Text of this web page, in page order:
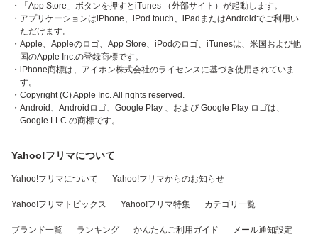
・「App Store」ボタンを押すとiTunes （外部サイト）が起動します。
・アプリケーションはiPhone、iPod touch、iPadまたはAndroidでご利用い
ただけます。
・Apple、Appleのロゴ、App Store、iPodのロゴ、iTunesは、米国および他
国のApple Inc.の登録商標です。
・iPhone商標は、アイホン株式会社のライセンスに基づき使用されていま
す。
・Copyright (C) Apple Inc. All rights reserved.
・Android、Androidロゴ、Google Play 、および Google Play ロゴは、
Google LLC の商標です。
Yahoo!フリマについて
Yahoo!フリマについて Yahoo!フリマからのお知らせ
Yahoo!フリマトピックス Yahoo!フリマ特集 カテゴリ一覧
ブランド一覧 ランキング かんたんご利用ガイド メール通知設定